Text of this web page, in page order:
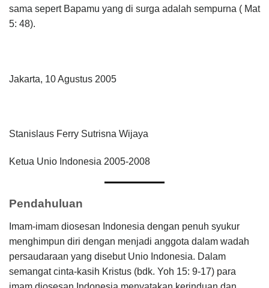
sama sepert Bapamu yang di surga adalah sempurna ( Mat
5: 48).
Jakarta, 10 Agustus 2005
Stanislaus Ferry Sutrisna Wijaya
Ketua Unio Indonesia 2005-2008
Pendahuluan
Imam-imam diosesan Indonesia dengan penuh syukur
menghimpun diri dengan menjadi anggota dalam wadah
persaudaraan yang disebut Unio Indonesia. Dalam
semangat cinta-kasih Kristus (bdk. Yoh 15: 9-17) para